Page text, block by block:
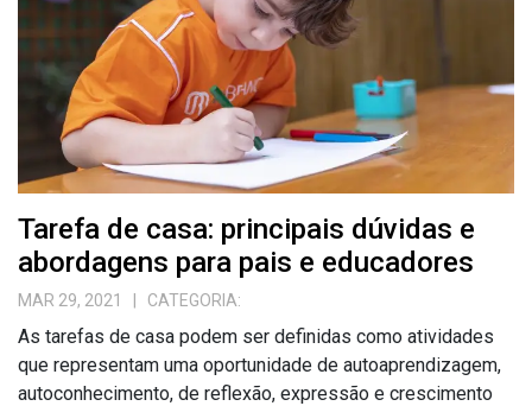
Tarefa de casa: principais dúvidas e
abordagens para pais e educadores
MAR 29, 2021 | CATEGORIA:
As tarefas de casa podem ser definidas como atividades
que representam uma oportunidade de autoaprendizagem,
autoconhecimento, de reflexão, expressão e crescimento